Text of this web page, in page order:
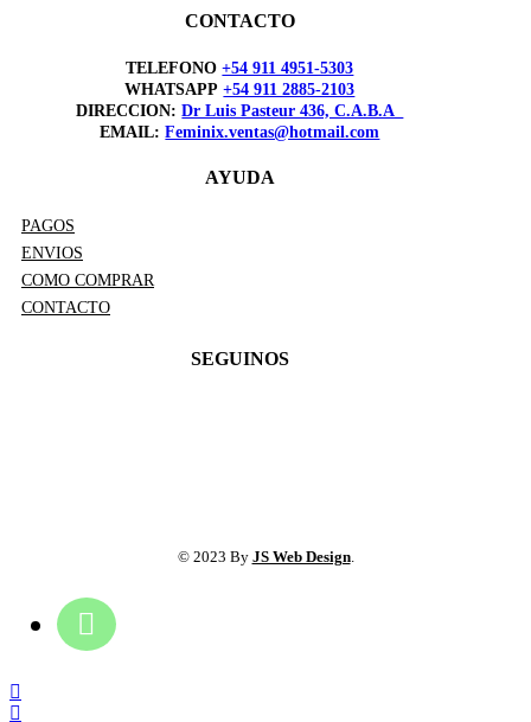
CONTACTO
TELEFONO+54 911 4951-5303
WHATSAPP+54 911 2885-2103
DIRECCION:Dr Luis Pasteur 436, C.A.B.A
EMAIL:Feminix.ventas@hotmail.com
AYUDA
PAGOS
ENVIOS
COMO COMPRAR
CONTACTO
SEGUINOS
© 2023 By JS Web Design.